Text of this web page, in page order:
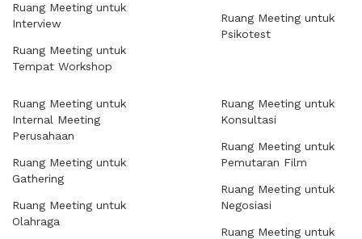
Ruang Meeting untuk
Interview
Ruang Meeting untuk
Tempat Workshop
Ruang Meeting untuk
Psikotest
Ruang Meeting untuk
Internal Meeting
Perusahaan
Ruang Meeting untuk
Gathering
Ruang Meeting untuk
Olahraga
Ruang Meeting untuk
Konsultasi
Ruang Meeting untuk
Pemutaran Film
Ruang Meeting untuk
Negosiasi
Ruang Meeting untuk